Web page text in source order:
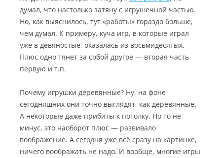
думал, что настолько затяну с игрушечной частью.
Но, как выяснилось, тут «работы» гораздо больше,
чем думал. К примеру, куча игр, в которые играл
уже в девяностые, оказалась из восьмидесятых.
Плюс одно тянет за собой другое — вторая часть
первую и т.п.
Почему игрушки деревянные? Ну, на фоне
сегодняшних они точно выглядят, как деревянные.
А некоторые даже прибиты к потолку. Но то не
минус, это наоборот плюс — развивало
воображение. А сегодня уже всё сразу на картинке,
ничего воображать не надо. И вообще, многие игры